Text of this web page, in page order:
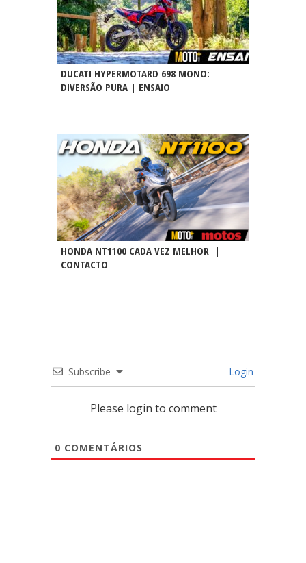
DUCATI HYPERMOTARD 698 MONO:
DIVERSÃO PURA | ENSAIO
HONDA NT1100 CADA VEZ MELHOR |
CONTACTO
Subscribe Login
Please login to comment
0 COMENTÁRIOS